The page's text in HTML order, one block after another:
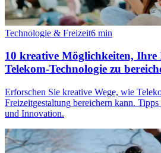
Technologie & Freizeit6 min
10 kreative Möglichkeiten, Ihre
Telekom-Technologie zu
Erforschen Sie kreative Wege, wie
Freizeitgestaltung bereichern kann.
und Innovation.